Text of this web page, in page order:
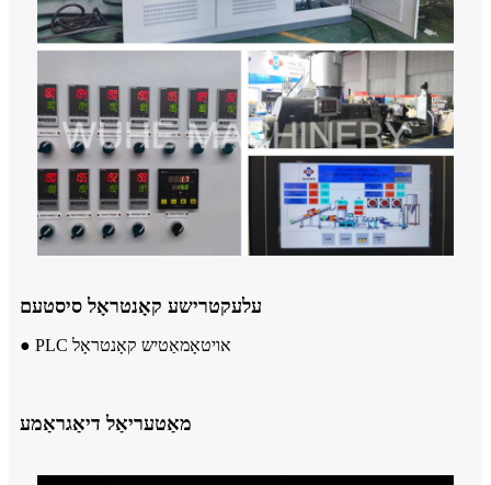
עלעקטרישע קאָנטראָל סיסטעם
● PLC אויטאָמאַטיש קאָנטראָל
מאַטעריאַל דיאַגראַמע